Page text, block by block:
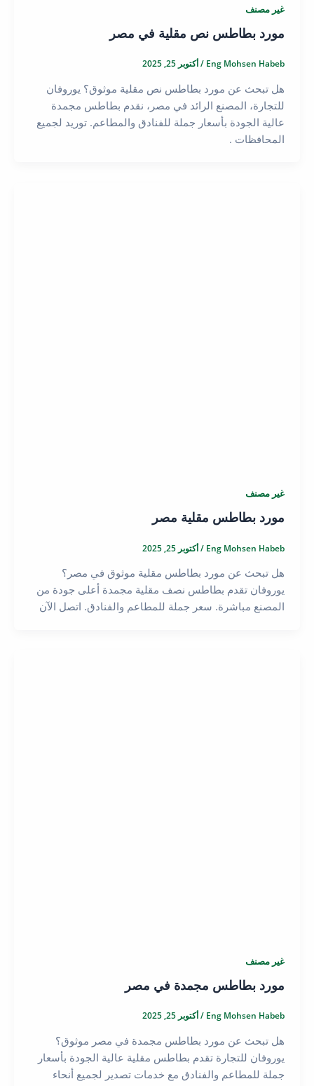
غير مصنف
مورد بطاطس نص مقلية في مصر
Eng Mohsen Habeb
/أكتوبر 25, 2025
هل تبحث عن مورد بطاطس نص مقلية موثوق؟ يوروفان
للتجارة، المصنع الرائد في مصر، نقدم بطاطس مجمدة
عالية الجودة بأسعار جملة للفنادق والمطاعم. توريد لجميع
المحافظات .
غير مصنف
مورد بطاطس مقلية مصر
Eng Mohsen Habeb
/أكتوبر 25, 2025
هل تبحث عن مورد بطاطس مقلية موثوق في مصر؟
يوروفان تقدم بطاطس نصف مقلية مجمدة أعلى جودة من
المصنع مباشرة. سعر جملة للمطاعم والفنادق. اتصل الآن
غير مصنف
مورد بطاطس مجمدة في مصر
Eng Mohsen Habeb
/أكتوبر 25, 2025
هل تبحث عن مورد بطاطس مجمدة في مصر موثوق؟
يوروفان للتجارة تقدم بطاطس مقلية عالية الجودة بأسعار
جملة للمطاعم والفنادق مع خدمات تصدير لجميع أنحاء